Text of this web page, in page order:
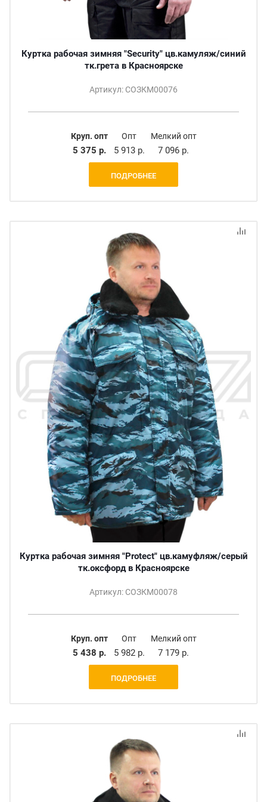
Куртка рабочая зимняя "Security" цв.камуляж/синий
тк.грета в Красноярске
Артикул: СОЗКМ00076
Круп. опт
5 375 р.
Опт
5 913 р.
Мелкий опт
7 096 р.
ПОДРОБНЕЕ
Куртка рабочая зимняя "Protect" цв.камуфляж/серый
тк.оксфорд в Красноярске
Артикул: СОЗКМ00078
Круп. опт
5 438 р.
Опт
5 982 р.
Мелкий опт
7 179 р.
ПОДРОБНЕЕ